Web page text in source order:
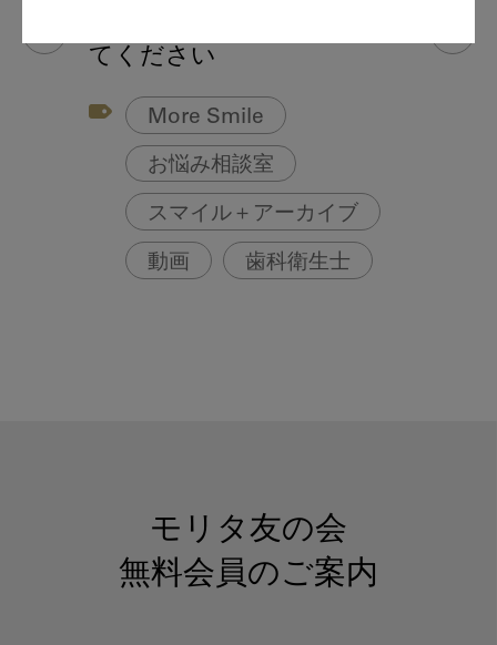
てください
More Smile
お悩み相談室
スマイル＋アーカイブ
動画 歯科衛生士
モリタ友の会
無料会員のご案内